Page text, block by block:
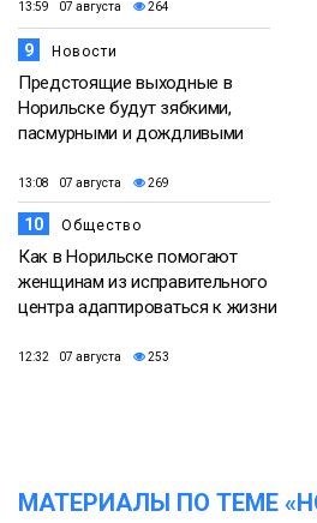
13:59 07 августа 264
9 Новости
Предстоящие выходные в
Норильске будут зябкими,
пасмурными и дождливыми
13:08 07 августа 269
10 Общество
Как в Норильске помогают
женщинам из исправительного
центра адаптироваться к жизни
12:32 07 августа 253
МАТЕРИАЛЫ ПО ТЕМЕ